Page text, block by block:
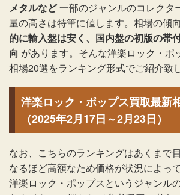
メタルなど一部のジャンルのコレクタ
量の高さは特筆に値します。相場の傾向
的に輸入盤は安く、国内盤の初版の帯
向 があります。そんな洋楽ロック・ポ
相場20選をランキング形式でご紹介致
洋楽ロック・ポップス買取最新
（2025年2月17日～2月23日）
なお、こちらのランキングはあくまで
なるほど高額なため価格が状況によっ
洋楽ロック・ポップスというジャンル